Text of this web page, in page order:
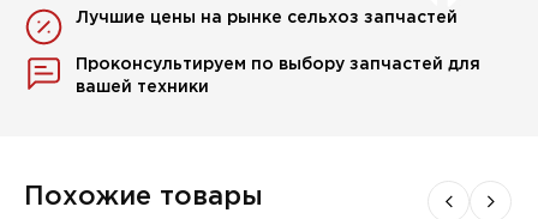
Лучшие цены на рынке сельхоз запчастей
Проконсультируем по выбору запчастей для
вашей техники
Похожие товары